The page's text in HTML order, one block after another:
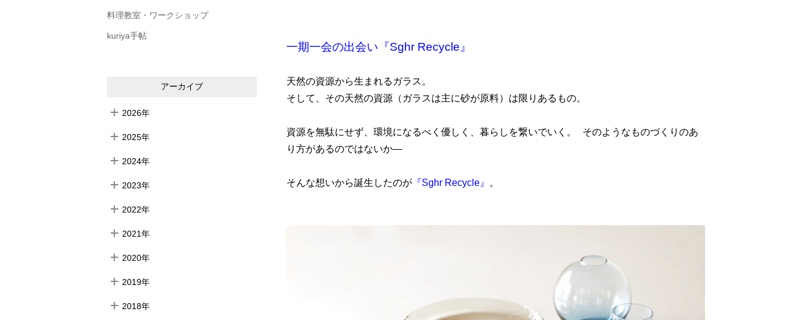
一期一会の出会い『Sghr Recycle』
天然の資源から生まれるガラス。
そして、その天然の資源（ガラスは主に砂が原料）は限りあるもの。
資源を無駄にせず、環境になるべく優しく、暮らしを繋いでいく。 そのようなものづくりのあ
り方があるのではないか—
そんな想いから誕生したのが 『Sghr Recycle』 。
料理教室・ワークショップ
kuriya手帖
アーカイブ
2026年
2025年
2024年
2023年
2022年
2021年
2020年
2019年
2018年